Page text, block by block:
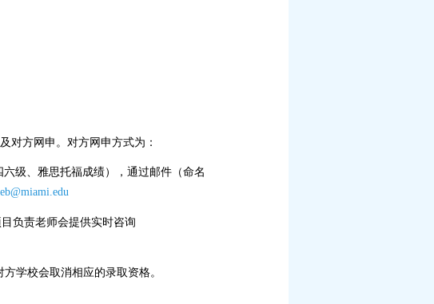
对方网申。对方网申方式为：
级、雅思托福成绩）
，通过邮件（命名
负责老师会提供实时咨询
学校会取消相应的录取资格。